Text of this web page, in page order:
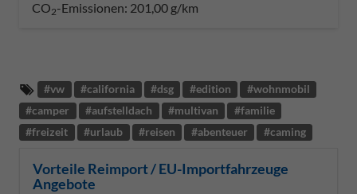
CO2-Emissionen: 201,00 g/km
#vw #california #dsg #edition #wohnmobil
#camper #aufstelldach #multivan #familie
#freizeit #urlaub #reisen #abenteuer #caming
Vorteile Reimport / EU-Importfahrzeuge
Angebote